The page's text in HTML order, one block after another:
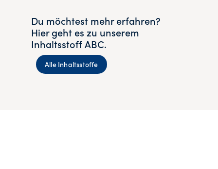
Du möchtest mehr erfahren?
Hier geht es zu unserem
Inhaltsstoff ABC.
Alle Inhaltsstoffe